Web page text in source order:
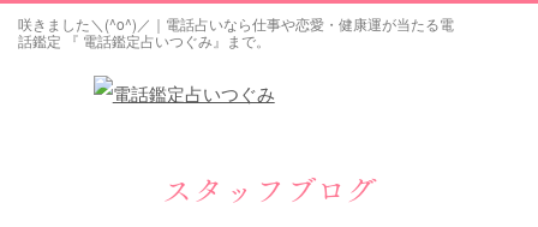
咲きました＼(^o^)／｜電話占いなら仕事や恋愛・健康運が当たる電
話鑑定 『 電話鑑定占いつぐみ』まで。
スタッフブログ